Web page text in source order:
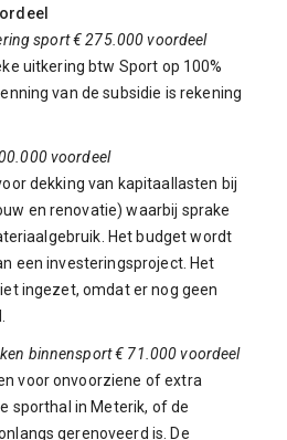
sport € 275.000 voordeel
uitkering btw Sport op 100%
van de subsidie is rekening
voordeel
dekking van kapitaallasten bij
en renovatie) waarbij sprake
Het budget wordt
een investeringsproject. Het
ingezet, omdat er nog geen
binnensport € 71.000 voordeel
voor onvoorziene of extra
sporthal in Meterik, of de
gerenoveerd is. De